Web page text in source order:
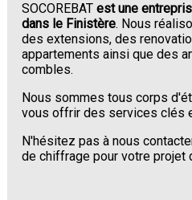
SOCOREBATest une
dans le Finistère. Nous
des extensions, des
appartements ainsi que des
combles.
Nous sommes tous corps
vous offrir des services clés
N'hésitez pas à nous
de chiffrage pour votre projet